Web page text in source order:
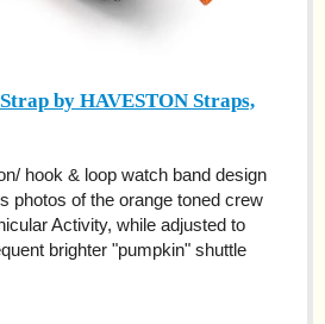
by HAVESTON Straps,
hook & loop watch band design
photos of the orange toned crew
Activity, while adjusted to
brighter "pumpkin" shuttle